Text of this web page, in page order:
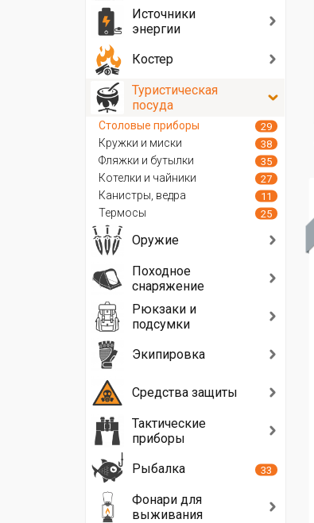
ЖДЁМ
Набор посуды "Андромеда" PF-
TSP-K01 + плита газовая
"Вулкан"
Артикул: 14-1414
1785 р.
Уведомить меня
Источники
энергии
Костер
Туристическая
посуда
Столовые приборы 29
Кружки и миски 38
Фляжки и бутылки 35
Котелки и чайники 27
Канистры, ведра 11
Термосы 25
Оружие
Походное
снаряжение
Рюкзаки и
подсумки
Экипировка
Средства защиты
Тактические
приборы
Рыбалка
33
Фонари для
выживания